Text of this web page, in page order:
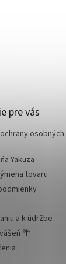
pre vás
osobných
Yakuza
tovaru
a k údržbe
🌴